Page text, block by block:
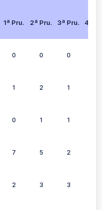
1ª Pru.
2ª Pru. 3ª Pru. 4ª
0 0 0
1 2 1
0 1 1
7 5 2
2 3 3